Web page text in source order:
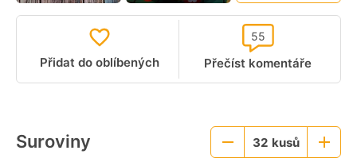
Přidat do oblíbených Přečíst komentáře
55
Suroviny
Menší32 kusů
Větší